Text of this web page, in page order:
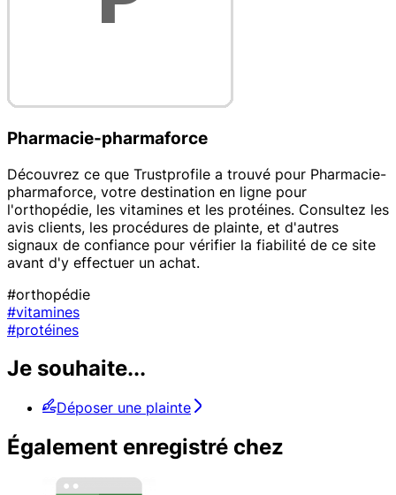
Pharmacie-pharmaforce
Découvrez ce que Trustprofile a trouvé pour Pharmacie-
pharmaforce, votre destination en ligne pour
l'orthopédie, les vitamines et les protéines. Consultez les
avis clients, les procédures de plainte, et d'autres
signaux de confiance pour vérifier la fiabilité de ce site
avant d'y effectuer un achat.
#orthopédie
#vitamines
#protéines
Je souhaite...
Déposer une plainte
Également enregistré chez